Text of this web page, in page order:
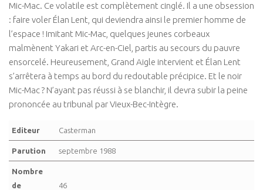
Mic-Mac. Ce volatile est complètement cinglé. Il a une obsession
: faire voler Élan Lent, qui deviendra ainsi le premier homme de
l’espace ! Imitant Mic-Mac, quelques jeunes corbeaux
malmènent Yakari et Arc-en-Ciel, partis au secours du pauvre
ensorcelé. Heureusement, Grand Aigle intervient et Élan Lent
s’arrêtera à temps au bord du redoutable précipice. Et le noir
Mic-Mac ? N’ayant pas réussi à se blanchir, il devra subir la peine
prononcée au tribunal par Vieux-Bec-Intègre.
Editeur Casterman
Parution septembre 1988
Nombre
de
46